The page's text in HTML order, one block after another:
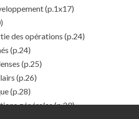
(p.1x17)
des opérations (p.24)
(p.24)
(p.25)
(p.26)
(p.28)
générales(p.29)